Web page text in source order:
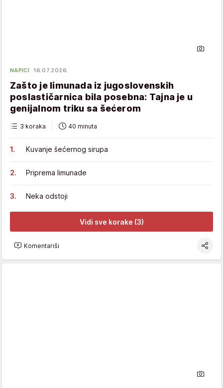
NAPICI 16.07.2026.
Zašto je limunada iz jugoslovenskih
poslastičarnica bila posebna: Tajna je u
genijalnom triku sa šećerom
3 koraka 40 minuta
Kuvanje šećernog sirupa
Priprema limunade
Neka odstoji
Vidi sve korake (3)
Komentariši